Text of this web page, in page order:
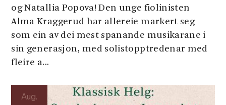
og Natallia Popova! Den unge fiolinisten
Alma Kraggerud har allereie markert seg
som ein av dei mest spanande musikarane i
sin generasjon, med solistopptredenar med
fleire a...
Aug.